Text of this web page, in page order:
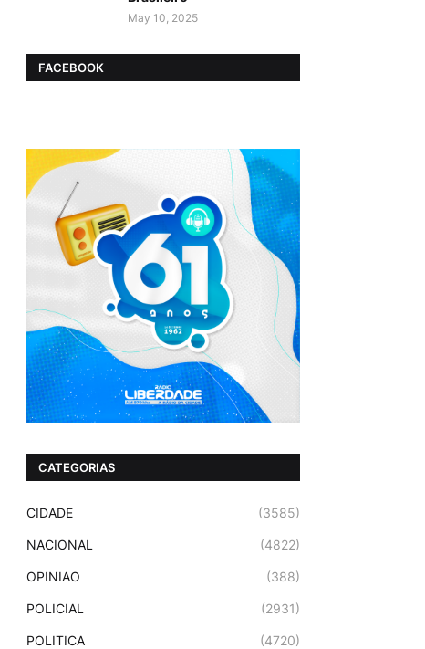
May 10, 2025
FACEBOOK
CATEGORIAS
CIDADE (3585)
NACIONAL (4822)
OPINIAO (388)
POLICIAL (2931)
POLITICA (4720)